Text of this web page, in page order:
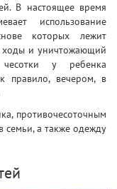
В настоящее время
использование
которых лежит
ходы и уничтожающий
чесотки у ребенка
правило, вечером, в
противочесоточным
семьи, а также одежду